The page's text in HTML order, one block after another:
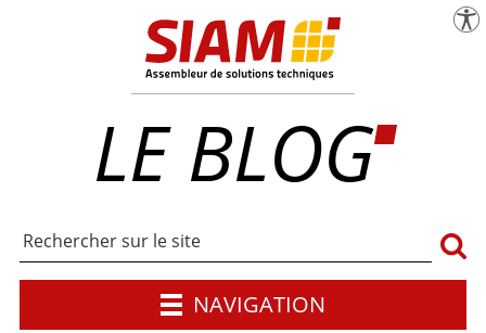
SIAM | Expert en maîtrise d'œuvre
LE BLOG
NAVIGATION